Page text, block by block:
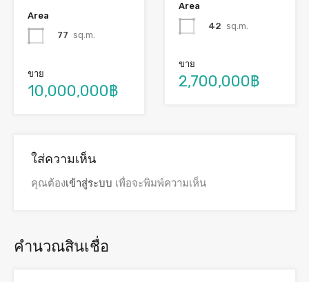
Area
77 sq.m.
ขาย
10,000,000฿
Area
42 sq.m.
ขาย
2,700,000฿
ใส่ความเห็น
คุณต้องเข้าสู่ระบบ เพื่อจะพิมพ์ความเห็น
คำนวณสินเชื่อ